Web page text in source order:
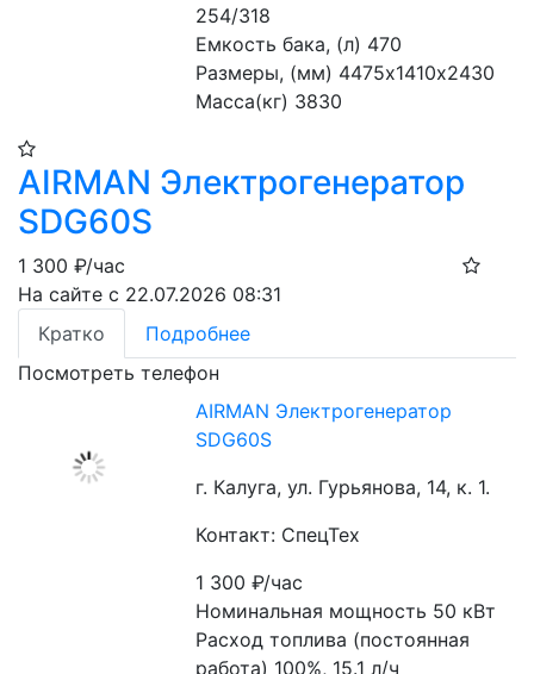
254/318
Емкость бака, (л) 470
Размеры, (мм) 4475х1410х2430
Масса(кг) 3830
AIRMAN Электрогенератор
SDG60S
1 300 ₽/час
На сайте с 22.07.2026 08:31
Кратко
Подробнее
Посмотреть телефон
AIRMAN Электрогенератор
SDG60S
г. Калуга, ул. Гурьянова, 14, к. 1.
Контакт: СпецТех
1 300₽/час
Номинальная мощность 50 кВт
Расход топлива (постоянная
работа) 100%, 15.1 л/ч